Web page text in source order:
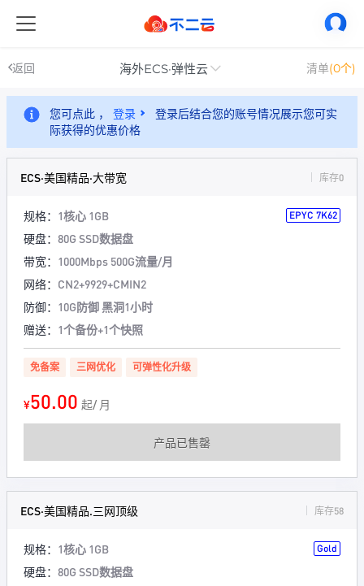
返回 海外ECS·弹性云 清单(0个)
您可点此 ， 登录
登录后结合您的账号情况展示您可实
际获得的优惠价格
ECS·美国精品·大带宽 库存0
规格： 1核心 1GB EPYC 7K62
硬盘： 80G SSD数据盘
带宽： 1000Mbps 500G流量/月
网络： CN2+9929+CMIN2
防御： 10G防御 黑洞1小时
赠送： 1个备份+1个快照
免备案 三网优化 可弹性化升级
¥50.00 起/ 月
产品已售罄
ECS·美国精品.三网顶级 库存58
规格： 1核心 1GB Gold
硬盘： 80G SSD数据盘